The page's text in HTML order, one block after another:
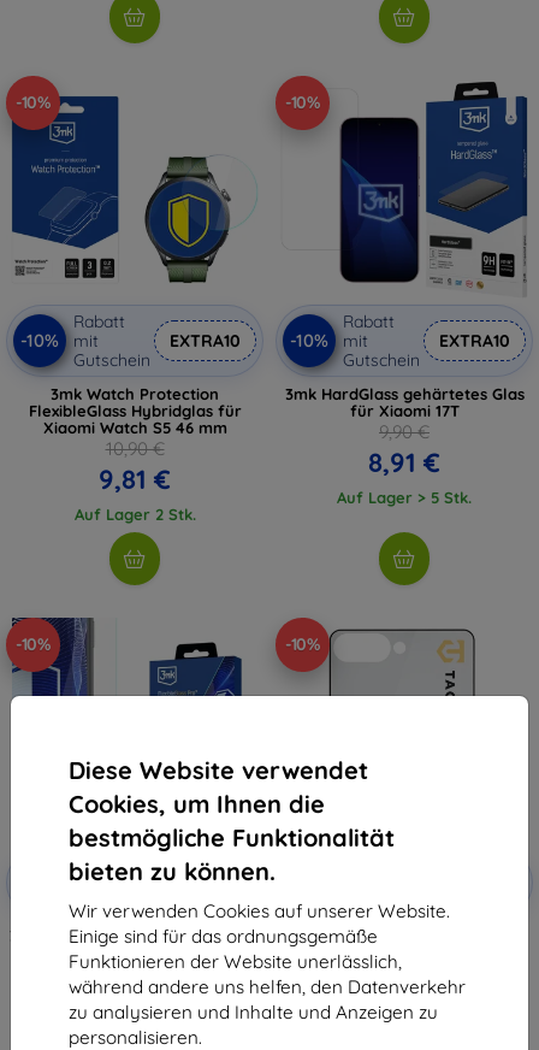
Diese Website verwendet
Cookies, um Ihnen die
bestmögliche Funktionalität
bieten zu können.
Wir verwenden Cookies auf unserer Website.
Einige sind für das ordnungsgemäße
Funktionieren der Website unerlässlich,
während andere uns helfen, den Datenverkehr
zu analysieren und Inhalte und Anzeigen zu
personalisieren.
-10%
-10%
Rabatt
mit
Gutschein
EXTRA10
3mk Watch Protection
FlexibleGlass Hybridglas für
Xiaomi Watch S5 46 mm
10,90 €
9,81 €
Auf Lager 2 Stk.
-10%
-10%
Rabatt
mit
Gutschein
EXTRA10
3mk HardGlass gehärtetes Glas
für Xiaomi 17T
9,90 €
8,91 €
Auf Lager > 5 Stk.
-10%
Rabatt
mit
Gutschein
EXTRA10
3mk FlexibleGlass Pro Hybridglas
für Samsung Galaxy Z Fold 8
Ultra
26,91 €
24,22 €
-10%
Gutschein
Tactical Glass Shield 5D für
Samsung Galaxy Z Flip 8,
schwarz, außen, 57983130475
10,90 €
9,81 €